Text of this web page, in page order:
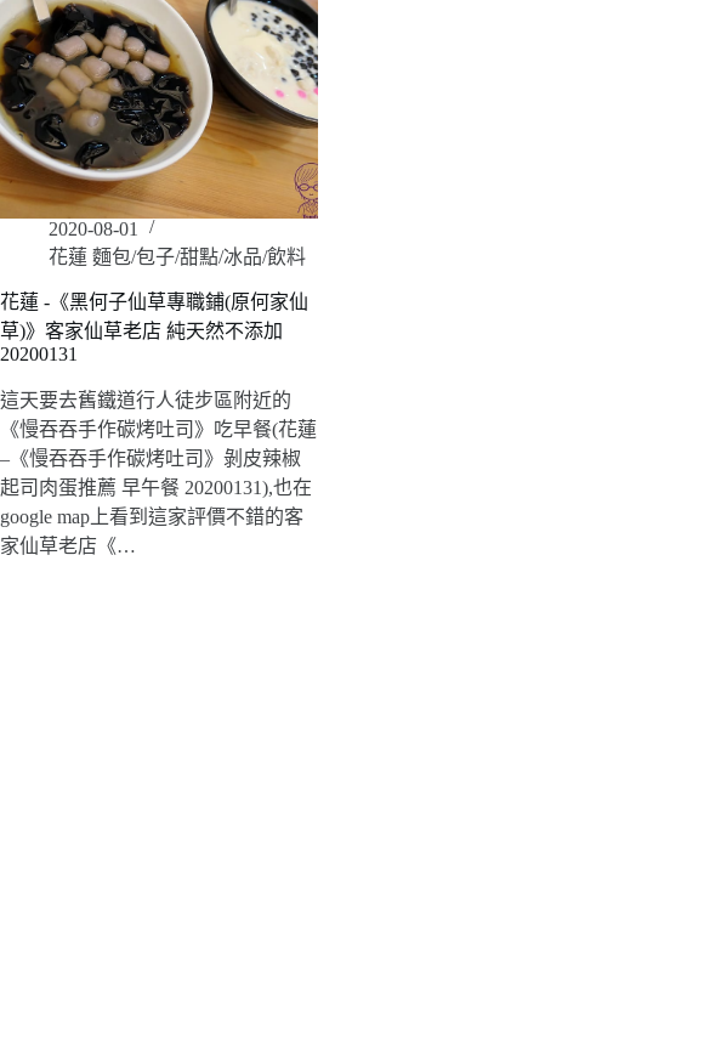
2020-08-01
花蓮 麵包/包子/甜點/冰品/飲料
花蓮 -《黑何子仙草專職鋪(原何家仙
草)》客家仙草老店 純天然不添加
20200131
這天要去舊鐵道行人徒步區附近的
《慢吞吞手作碳烤吐司》吃早餐(花蓮
–《慢吞吞手作碳烤吐司》剝皮辣椒
起司肉蛋推薦 早午餐 20200131),也在
google map上看到這家評價不錯的客
家仙草老店《…